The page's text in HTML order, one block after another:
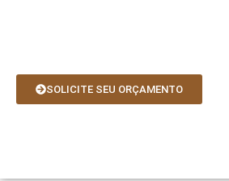
conteúdo
SOLICITE SEU ORÇAMENTO